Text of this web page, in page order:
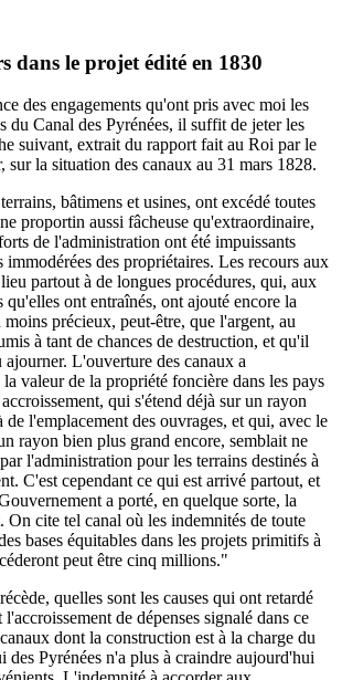
dans le projet édité en 1830
des engagements qu'ont pris avec moi les
du Canal des Pyrénées, il suffit de jeter les
suivant, extrait du rapport fait au Roi par le
sur la situation des canaux au 31 mars 1828.
bâtimens et usines, ont excédé toutes
proportin aussi fâcheuse qu'extraordinaire,
de l'administration ont été impuissants
immodérées des propriétaires. Les recours aux
partout à de longues procédures, qui, aux
qu'elles ont entraînés, ont ajouté encore la
précieux, peut-être, que l'argent, au
à tant de chances de destruction, et qu'il
L'ouverture des canaux a
valeur de la propriété foncière dans les pays
qui s'étend déjà sur un rayon
de l'emplacement des ouvrages, et qui, avec le
rayon bien plus grand encore, semblait ne
l'administration pour les terrains destinés à
C'est cependant ce qui est arrivé partout, et
a porté, en quelque sorte, la
On cite tel canal où les indemnités de toute
bases équitables dans les projets primitifs à
peut être cinq millions."
quelles sont les causes qui ont retardé
de dépenses signalé dans ce
dont la construction est à la charge du
des Pyrénées n'a plus à craindre aujourd'hui